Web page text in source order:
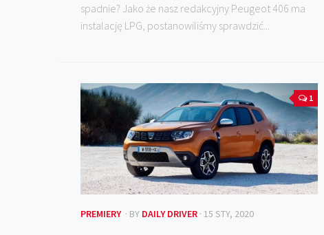
spadnie? Jako że nasz redakcyjny Peugeot 406 ma
instalację LPG, postanowiliśmy sprawdzić...
1
PREMIERY · BY DAILY DRIVER · 15 STY, 2020